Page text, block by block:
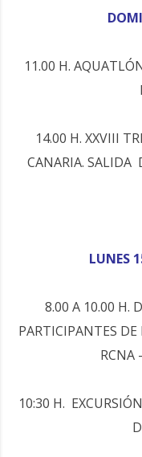
11.00 H.
14.00 H. XXVIII
CANARIA. SALIDA
LUNES
8.00 A 10.00 H.
PARTICIPANTES DE
RCNA
10:30 H.